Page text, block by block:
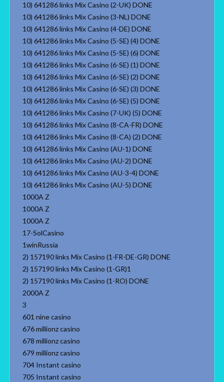
10) 641286 links Mix Casino (2-UK) DONE
10) 641286 links Mix Casino (3-NL) DONE
10) 641286 links Mix Casino (4-DE) DONE
10) 641286 links Mix Casino (5-SE) (4) DONE
10) 641286 links Mix Casino (5-SE) (6) DONE
10) 641286 links Mix Casino (6-SE) (1) DONE
10) 641286 links Mix Casino (6-SE) (2) DONE
10) 641286 links Mix Casino (6-SE) (3) DONE
10) 641286 links Mix Casino (6-SE) (5) DONE
10) 641286 links Mix Casino (7-UK) (5) DONE
10) 641286 links Mix Casino (8-CA-FR) DONE
10) 641286 links Mix Casino (8-CA) (2) DONE
10) 641286 links Mix Casino (AU-1) DONE
10) 641286 links Mix Casino (AU-2) DONE
10) 641286 links Mix Casino (AU-3-4) DONE
10) 641286 links Mix Casino (AU-5) DONE
1000A Z
1000A Z
1000A Z
17-SolCasino
1winRussia
2) 157190 links Mix Casino (1-FR-DE-GR) DONE
2) 157190 links Mix Casino (1-GR)1
2) 157190 links Mix Casino (1-RO) DONE
2000A Z
3
601 nine casino
676 millionz casino
678 millionz casino
679 millionz casino
704 Instant casino
705 Instant casino